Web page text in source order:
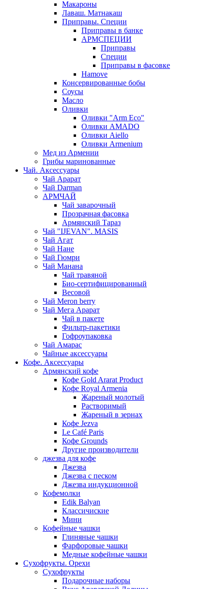
Макароны
Лаваш. Матнакаш
Приправы. Специи
Приправы в банке
АРМСПЕЦИИ
Приправы
Специи
Приправы в фасовке
Hamove
Консервированные бобы
Соусы
Масло
Оливки
Оливки "Arm Eco"
Оливки AMADO
Оливки Aiello
Оливки Armenium
Мед из Армении
Грибы маринованные
Чай. Аксессуары
Чай Арарат
Чай Darman
АРМЧАЙ
Чай заварочный
Прозрачная фасовка
Армянский Тараз
Чай "IJEVAN". MASIS
Чай Агат
Чай Нане
Чай Гюмри
Чай Манана
Чай травяной
Био-сертифицированный
Весовой
Чай Meron berry
Чай Мега Арарат
Чай в пакете
Фильтр-пакетики
Гофроупаковка
Чай Амарас
Чайные аксессуары
Кофе. Аксессуары
Армянский кофе
Кофе Gold Ararat Product
Кофе Royal Armenia
Жареный молотый
Растворимый
Жареный в зернах
Кофе Jezva
Le Café Paris
Кофе Grounds
Другие производители
джезва для кофе
Джезва
Джезва с песком
Джезва индукционной
Кофемолки
Edik Balyan
Классичиские
Мини
Кофейные чашки
Глиняные чашки
Фарфоровые чашки
Медные кофейные чашки
Сухофрукты. Орехи
Сухофрукты
Подарочные наборы